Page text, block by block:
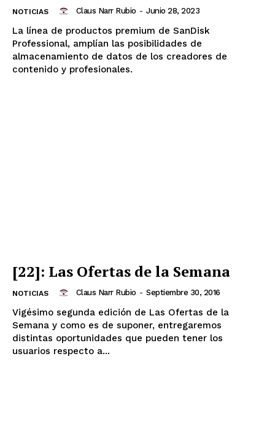
NOTICIAS Claus Narr Rubio - Junio 28, 2023
La línea de productos premium de SanDisk
Professional, amplían las posibilidades de
almacenamiento de datos de los creadores de
contenido y profesionales.
[22]: Las Ofertas de la Semana
NOTICIAS Claus Narr Rubio - Septiembre 30, 2016
Vigésimo segunda edición de Las Ofertas de la
Semana y como es de suponer, entregaremos
distintas oportunidades que pueden tener los
usuarios respecto a...